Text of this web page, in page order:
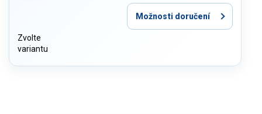
Zvolte
variantu
Možnosti doručení